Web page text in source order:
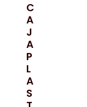
C
A
J
A
P
L
A
S